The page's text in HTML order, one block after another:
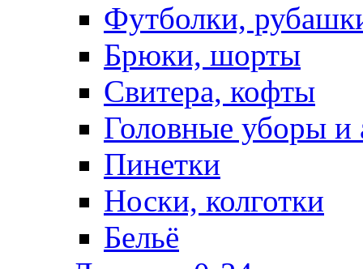
Футболки,
Брюки, шорты
Свитера, кофты
Головные уборы и
Пинетки
Носки, колготки
Бельё